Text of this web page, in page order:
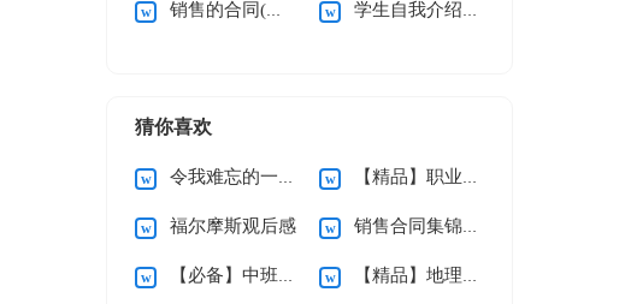
销售的合同(通用15篇) 学生自我介绍(集锦15篇)
猜你喜欢
令我难忘的一件事作文(集锦15篇) 【精品】职业规划职业规划模板汇总九篇
福尔摩斯观后感 销售合同集锦9篇
【必备】中班音乐教案三篇 【精品】地理教学总结3篇